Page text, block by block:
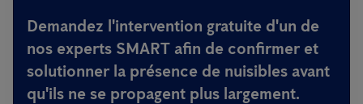
Demandez l'intervention gratuite d'un de
nos experts SMART afin de confirmer et
solutionner la présence de nuisibles avant
qu'ils ne se propagent plus largement.